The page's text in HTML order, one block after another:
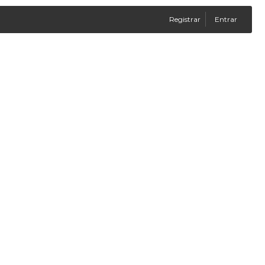
Registrar Entrar